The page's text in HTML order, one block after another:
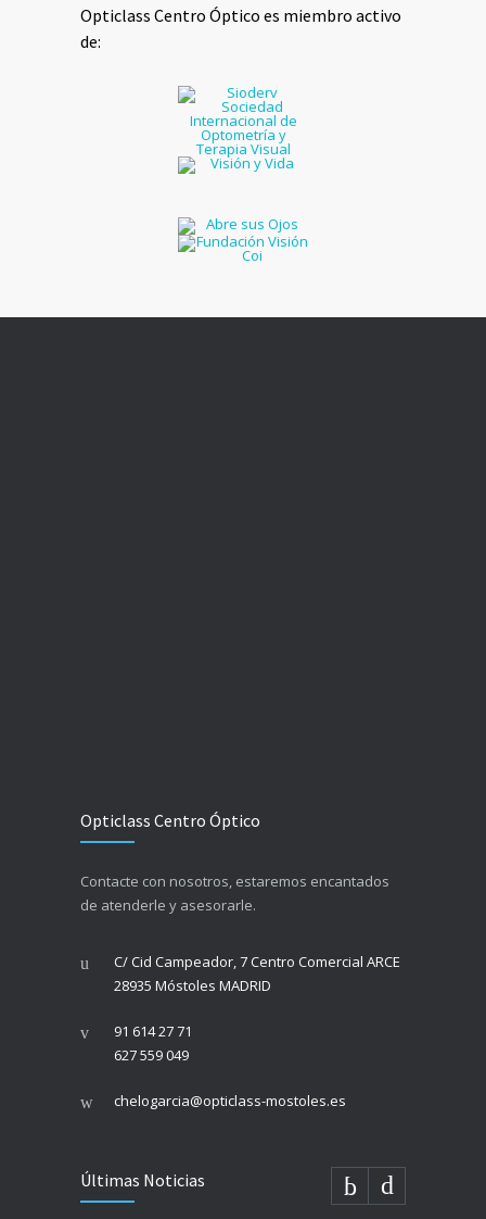
Opticlass Centro Óptico es miembro activo
de:
Opticlass Centro Óptico
Contacte con nosotros, estaremos encantados
de atenderle y asesorarle.
C/ Cid Campeador, 7 Centro Comercial ARCE
28935 Móstoles MADRID
91 614 27 71
627 559 049
chelogarcia@opticlass-mostoles.es
Últimas Noticias